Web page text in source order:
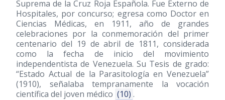
Suprema de la Cruz Roja Española. Fue Externo de
Hospitales, por concurso; egresa como Doctor en
Ciencias Médicas, en 1911, año de grandes
celebraciones por la conmemoración del primer
centenario del 19 de abril de 1811, considerada
como la fecha de inicio del movimiento
independentista de Venezuela. Su Tesis de grado:
“Estado Actual de la Parasitología en Venezuela”
(1910), señalaba tempranamente la vocación
científica del joven médico (10) .